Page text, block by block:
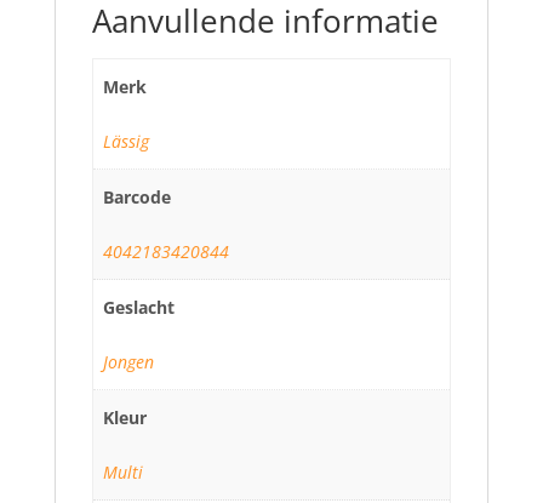
Aanvullende informatie
Merk
Lässig
Barcode
4042183420844
Geslacht
Jongen
Kleur
Multi